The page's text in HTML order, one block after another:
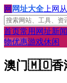
网 网址大全 上网
首页常用网址新
物优惠游戏休闲
澳门🇲🇴香